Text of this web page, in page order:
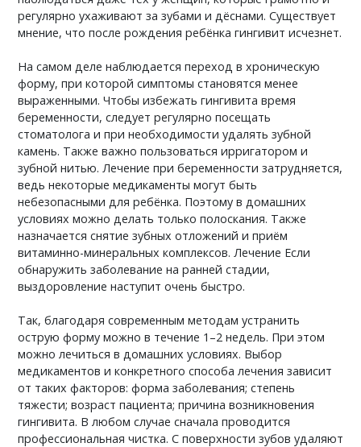
регулярно ухаживают за зубами и дёснами. Существует
мнение, что после рождения ребёнка гингивит исчезнет.
На самом деле наблюдается переход в хроническую
форму, при которой симптомы становятся менее
выраженными. Чтобы избежать гингивита время
беременности, следует регулярно посещать
стоматолога и при необходимости удалять зубной
камень. Также важно пользоваться ирригатором и
зубной нитью. Лечение при беременности затрудняется,
ведь некоторые медикаменты могут быть
небезопасными для ребёнка. Поэтому в домашних
условиях можно делать только полоскания. Также
назначается снятие зубных отложений и приём
витаминно-минеральных комплексов. Лечение Если
обнаружить заболевание на ранней стадии,
выздоровление наступит очень быстро.
Так, благодаря современным методам устранить
острую форму можно в течение 1–2 недель. При этом
можно лечиться в домашних условиях. Выбор
медикаментов и конкретного способа лечения зависит
от таких факторов: форма заболевания; степень
тяжести; возраст пациента; причина возникновения
гингивита. В любом случае сначала проводится
профессиональная чистка. С поверхности зубов удаляют